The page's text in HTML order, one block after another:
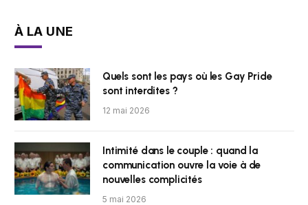
À LA UNE
Quels sont les pays où les Gay Pride
sont interdites ?
12 mai 2026
Intimité dans le couple : quand la
communication ouvre la voie à de
nouvelles complicités
5 mai 2026